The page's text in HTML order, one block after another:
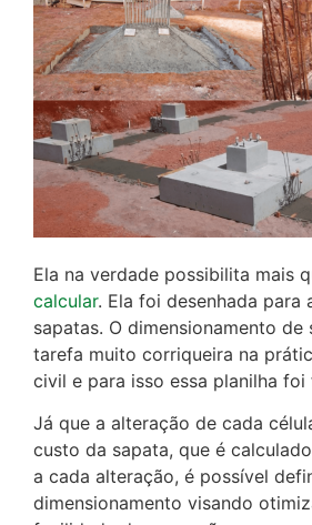
Ela na verdade possibilita mais
calcular. Ela foi desenhada para
sapatas. O dimensionamento de
tarefa muito corriqueira na
civil e para isso essa planilha foi
Já que a alteração de cada
custo da sapata, que é
a cada alteração, é possível
dimensionamento visando